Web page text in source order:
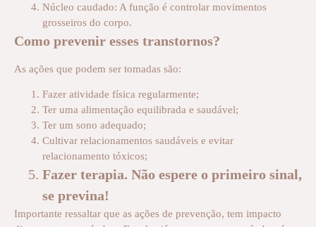
Núcleo caudado: A função é controlar movimentos
grosseiros do corpo.
Como prevenir esses transtornos?
As ações que podem ser tomadas são:
Fazer atividade física regularmente;
Ter uma alimentação equilibrada e saudável;
Ter um sono adequado;
Cultivar relacionamentos saudáveis e evitar
relacionamento tóxicos;
Fazer terapia. Não espere o primeiro sinal,
se previna!
Importante ressaltar que as ações de prevenção, tem impacto